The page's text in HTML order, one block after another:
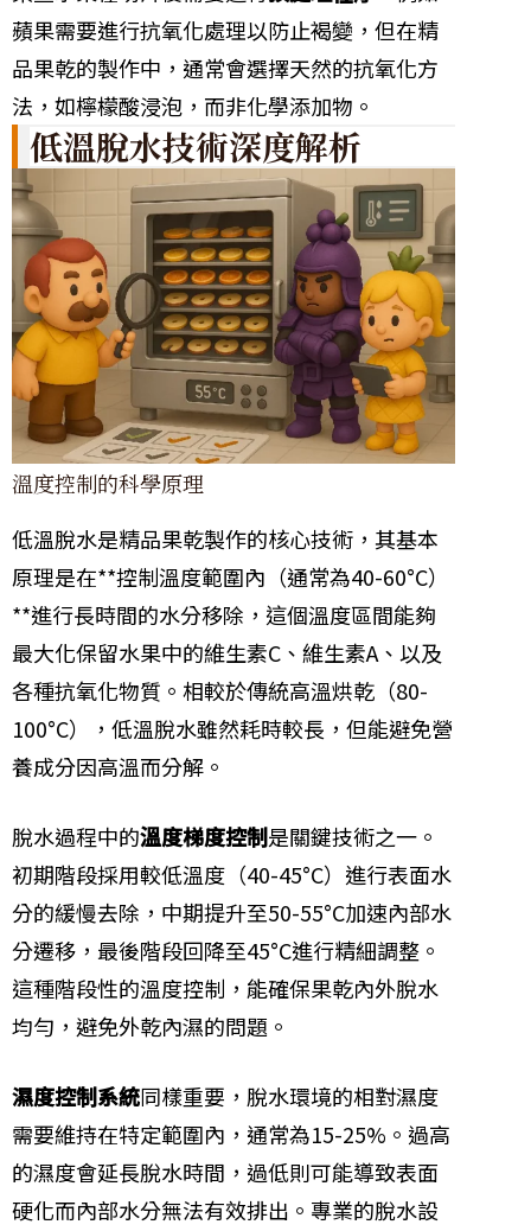
蘋果需要進行抗氧化處理以防止褐變，但在精
品果乾的製作中，通常會選擇天然的抗氧化方
法，如檸檬酸浸泡，而非化學添加物。
低溫脫水技術深度解析
溫度控制的科學原理
低溫脫水是精品果乾製作的核心技術，其基本
原理是在**控制溫度範圍內（通常為40-60°C）
**進行長時間的水分移除，這個溫度區間能夠
最大化保留水果中的維生素C、維生素A、以及
各種抗氧化物質。相較於傳統高溫烘乾（80-
100°C），低溫脫水雖然耗時較長，但能避免營
養成分因高溫而分解。
脫水過程中的溫度梯度控制是關鍵技術之一。
初期階段採用較低溫度（40-45°C）進行表面水
分的緩慢去除，中期提升至50-55°C加速內部水
分遷移，最後階段回降至45°C進行精細調整。
這種階段性的溫度控制，能確保果乾內外脫水
均勻，避免外乾內濕的問題。
濕度控制系統同樣重要，脫水環境的相對濕度
需要維持在特定範圍內，通常為15-25%。過高
的濕度會延長脫水時間，過低則可能導致表面
硬化而內部水分無法有效排出。專業的脫水設